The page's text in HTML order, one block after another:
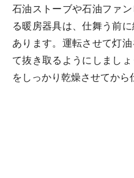
石油ストーブや石油ファ
る暖房器具は、仕舞う前
あります。運転させて灯
て抜き取るようにしまし
をしっかり乾燥させてから